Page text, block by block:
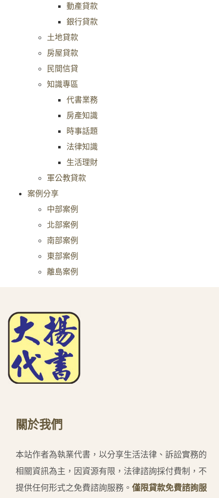
動產貸款
銀行貸款
土地貸款
房屋貸款
民間信貸
知識專區
代書業務
房產知識
時事話題
法律知識
生活理財
軍公教貸款
案例分享
中部案例
北部案例
南部案例
東部案例
離島案例
關於我們
本站作者為執業代書，以分享生活法律、訴訟實務的
相關資訊為主，因資源有限，法律諮詢採付費制，不
提供任何形式之免費諮詢服務。 僅限貸款免費諮詢服